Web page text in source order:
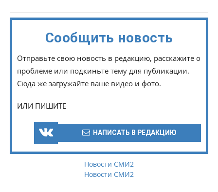
Сообщить новость
Отправьте свою новость в редакцию, расскажите о
проблеме или подкиньте тему для публикации.
Сюда же загружайте ваше видео и фото.
ИЛИ ПИШИТЕ
НАПИСАТЬ В РЕДАКЦИЮ
Новости СМИ2
Новости СМИ2